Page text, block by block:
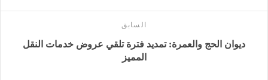
السابق
ديوان الحج والعمرة: تمديد فترة تلقي عروض خدمات النقل
المميز